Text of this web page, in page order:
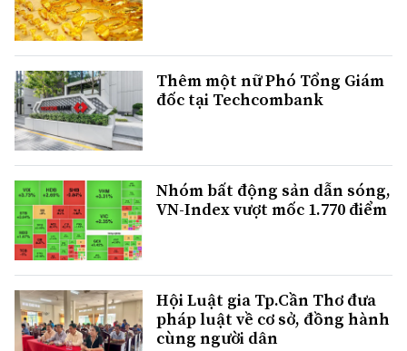
Thêm một nữ Phó Tổng Giám
đốc tại Techcombank
Nhóm bất động sản dẫn sóng,
VN-Index vượt mốc 1.770 điểm
Hội Luật gia Tp.Cần Thơ đưa
pháp luật về cơ sở, đồng hành
cùng người dân